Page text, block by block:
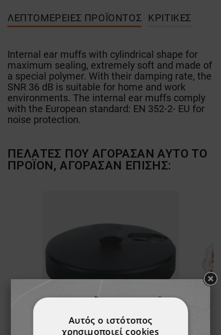
ΛΕΠΤΟΜΈΡΕΙΕΣ ΠΡΟΪΌΝΤΟΣ ΚΡΙΤΙΚΈΣ
Internal ear muffs with cylindrical shape for
maximum sealing, extremely soft and made of
a special polymer. With their damping rate, the
SNR 36 dB is suitable for home and work
environments. The internal ear muffs comply
with the European standard: EN 352-2- EU for
noise protection.
ΠΕΛΆΤΕΣ ΠΟΥ ΑΓΌΡΑΣΑΝ ΑΥΤΌ ΤΟ
ΠΡΟΪΌΝ, ΑΓΌΡΑΣΑΝ ΕΠΊΣΗΣ:
Αυτός ο ιστότοπος
χρησιμοποιεί cookies